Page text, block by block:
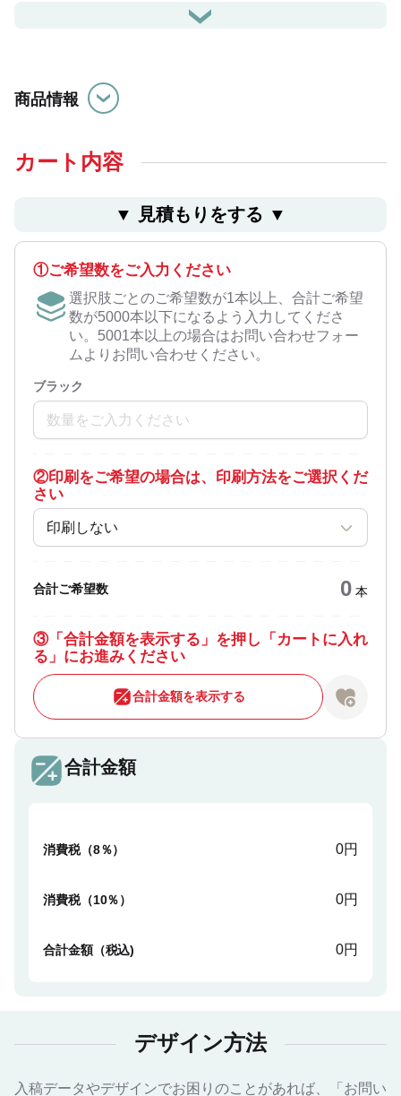
ヘッド部分はフラットな作りで、スタイリッシュさも兼ね
い、お誕生日プレゼントなどのギフトとしても人気のシャ
ープペンシルです。
商品情報
カート内容
▼ ⾒積もりをする ▼
①ご希望数をご入力ください
選択肢ごとのご希望数が1本以上、合計ご希望
数が5000本以下になるよう入力してくださ
い。5001本以上の場合はお問い合わせフォー
ムよりお問い合わせください。
ブラック
②印刷をご希望の場合は、印刷方法をご選択くだ
さい
印刷しない
合計ご希望数 0 本
③「合計金額を表示する」を押し「カートに入れ
る」にお進みください
合計金額を表示する
合計金額
消費税（8％） 0円
消費税（10％） 0円
合計金額（税込) 0円
デザイン方法
入稿データやデザインでお困りのことがあれば、「お問い